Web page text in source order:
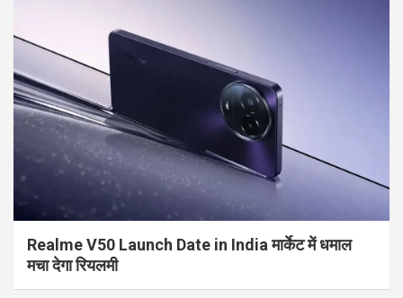
Realme V50 Launch Date in India मार्केट में धमाल
मचा देगा रियलमी